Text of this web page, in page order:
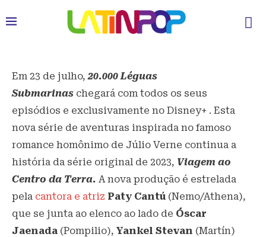
Em 23 de julho,20.000 Léguas
Submarinas chegará com todos os seus
episódios e exclusivamente no Disney+ . Esta
nova série de aventuras inspirada no famoso
romance homônimo de Júlio Verne continua a
história da série original de 2023, Viagem ao
Centro da Terra. A nova produção é estrelada
pela cantora e atriz Paty Cantú (Nemo/Athena),
que se junta ao elenco ao lado de Óscar
Jaenada (Pompilio), Yankel Stevan (Martín)